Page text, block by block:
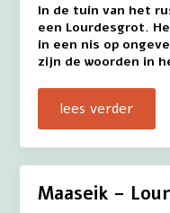
In de tuin van het
een Lourdesgrot.
in een nis op
zijn de woorden in
lees verder
Maaseik –